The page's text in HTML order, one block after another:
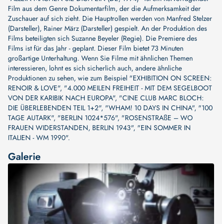
Film aus dem Genre Dokumentarfilm, der die Aufmerksamkeit der
Zuschauer auf sich zieht. Die Hauptrollen werden von Manfred Stelzer
(Darsteller), Rainer März (Darsteller) gespielt. An der Produktion des
Films beteiligten sich Suzanne Beyeler (Regie). Die Premiere des
Films ist für das Jahr - geplant. Dieser Film bietet 73 Minuten
großartige Unterhaltung. Wenn Sie Filme mit ähnlichen Themen
interessieren, lohnt es sich sicherlich auch, andere ähnliche
Produktionen zu sehen, wie zum Beispiel "EXHIBITION ON SCREEN:
RENOIR & LOVE", "4.000 MEILEN FREIHEIT - MIT DEM SEGELBOOT
VON DER KARIBIK NACH EUROPA", "CINE CLUB MARC BLOCH:
DIE ÜBERLEBENDEN TEIL 1+2", "WHAM! 10 DAYS IN CHINA", "100
TAGE AUTARK", "BERLIN 1024*576", "ROSENSTRAßE – WO
FRAUEN WIDERSTANDEN, BERLIN 1943", "EIN SOMMER IN
ITALIEN - WM 1990".
Galerie